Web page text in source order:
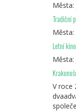
Města:
Tradiční
Města:
Letní
Města:
V roce